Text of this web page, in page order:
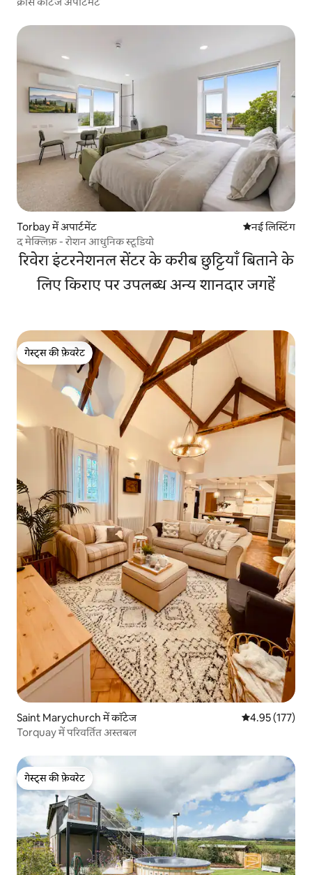
Torbay में अपार्टमेंट ठहरने की नई
नई लिस्टिंग
द मेक्लिफ़ - रोशन आधुनिक स्टूडियो
रिवेरा इंटरनेशनल सेंटर के करीब छुट्टियाँ बिताने के
लिए किराए पर उपलब्ध अन्य शानदार जगहें
गेस्ट्स की फ़ेवरेट
गेस्ट्स की फ़ेवरेट
Saint Marychurch में कॉटेज औसत रेटिंग 5 में से
4.95 (177)
Torquay में परिवर्तित अस्तबल
गेस्ट्स की फ़ेवरेट
गेस्ट्स की फ़ेवरेट